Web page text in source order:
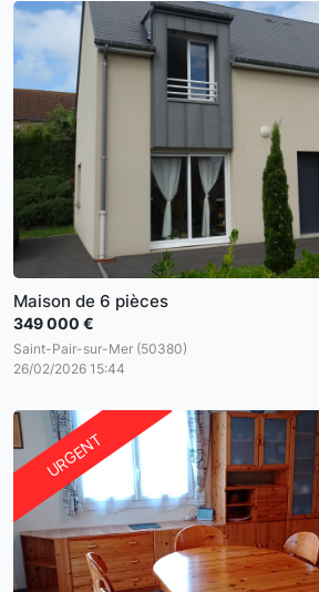
Maison de 6 pièces
349 000 €
Saint-Pair-sur-Mer (50380)
26/02/2026 15:44
URGENT